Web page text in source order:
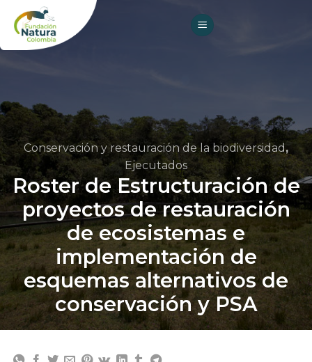
content
Conservación y restauración de la biodiversidad ,
Ejecutados
Roster de Estructuración de
proyectos de restauración
de ecosistemas e
implementación de
esquemas alternativos de
conservación y PSA